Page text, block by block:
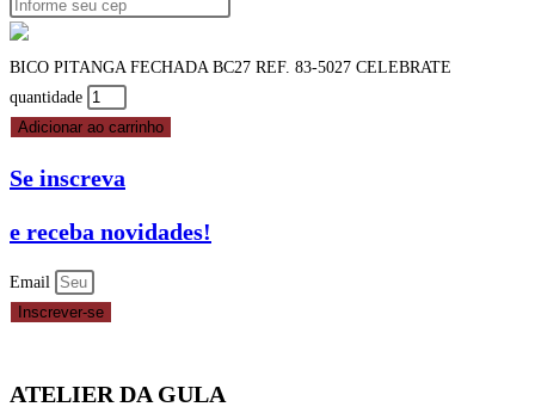
BICO PITANGA FECHADA BC27 REF. 83-5027 CELEBRATE
quantidade
Adicionar ao carrinho
Se inscreva
e receba novidades!
Email
Inscrever-se
ATELIER DA GULA